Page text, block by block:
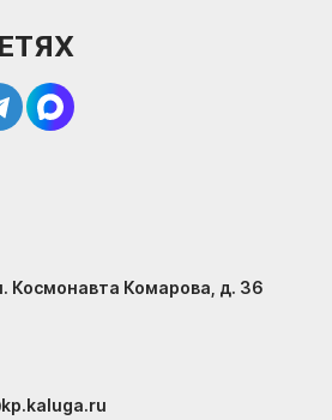
Космонавта Комарова, д. 36